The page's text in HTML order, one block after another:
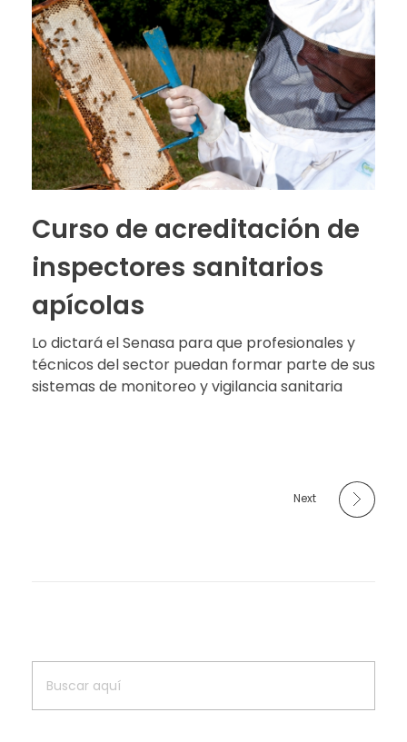
Curso de acreditación de
inspectores sanitarios
apícolas
Lo dictará el Senasa para que profesionales y
técnicos del sector puedan formar parte de sus
sistemas de monitoreo y vigilancia sanitaria
Next